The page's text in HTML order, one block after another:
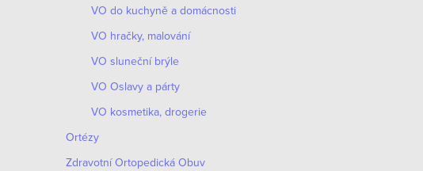
VO do kuchyně a domácnosti
VO hračky, malování
VO sluneční brýle
VO Oslavy a párty
VO kosmetika, drogerie
Ortézy
Zdravotní Ortopedická Obuv